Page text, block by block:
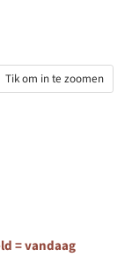
Tik om in te zoomen
= vandaag